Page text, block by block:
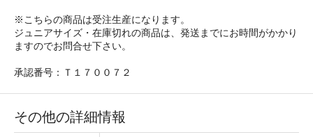
※こちらの商品は受注生産になります。
ジュニアサイズ・在庫切れの商品は、発送までにお時間がかかり
ますのでお問合せ下さい。
承認番号：Ｔ１７００７２
その他の詳細情報